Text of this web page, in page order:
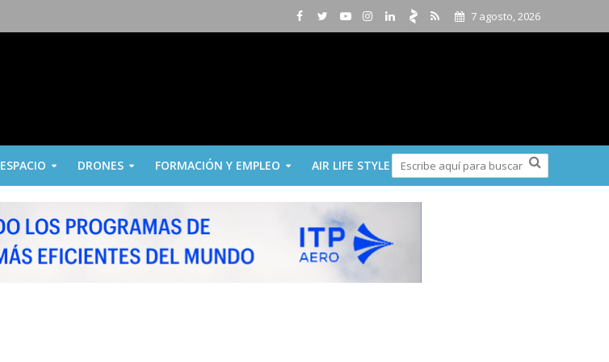
7 agosto, 2026
ESPACIO DRONES FORMACIÓN Y EMPLEO AIR LIFE STYLE